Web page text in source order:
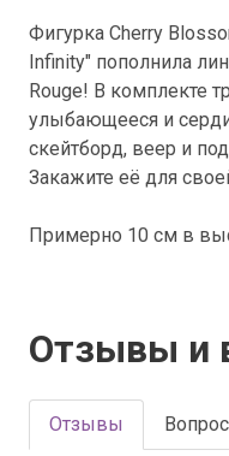
Фигурка Cherry
Infinity" пополнила
Rouge! В комплекте
улыбающееся и
скейтборд, веер и
Закажите её для
Примерно 10 см в
Отзывы и
Отзывы